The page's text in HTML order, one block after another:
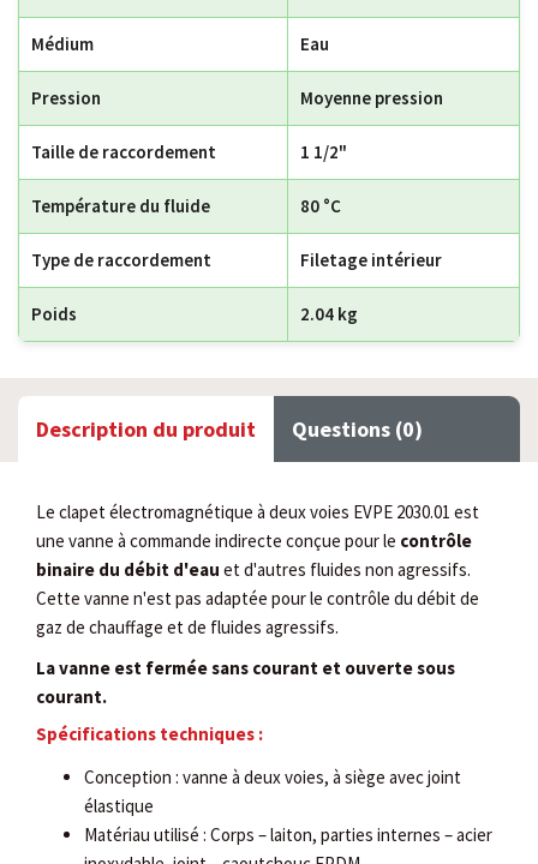
Médium Eau
Pression Moyenne pression
Taille de raccordement 1 1/2"
Température du fluide 80 °C
Type de raccordement Filetage intérieur
Poids 2.04 kg
Description du produit Questions (0)
Le clapet électromagnétique à deux voies EVPE 2030.01 est
une vanne à commande indirecte conçue pour le contrôle
binaire du débit d'eau et d'autres fluides non agressifs.
Cette vanne n'est pas adaptée pour le contrôle du débit de
gaz de chauffage et de fluides agressifs.
La vanne est fermée sans courant et ouverte sous
courant.
Spécifications techniques :
Conception : vanne à deux voies, à siège avec joint
élastique
Matériau utilisé : Corps – laiton, parties internes – acier